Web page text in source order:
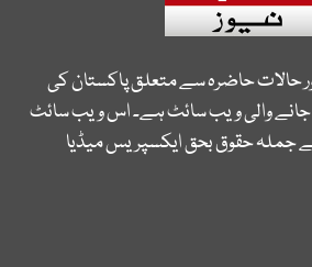
حالات حاضرہ سے متعلق پاکستان کی
والی ویب سائٹ ہے۔ اس ویب سائٹ
جملہ حقوق بحق ایکسپریس میڈیا